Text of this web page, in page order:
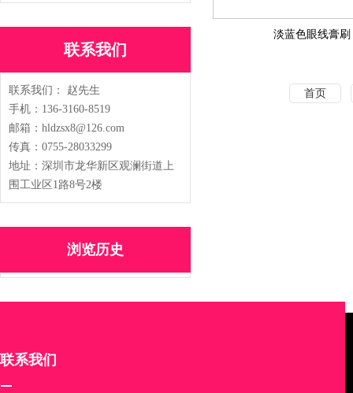
联系我们
联系我们： 赵先生
手机：136-3160-8519
邮箱：hldzsx8@126.com
传真：0755-28033299
地址： 深圳市龙华新区观澜街道上
围工业区1路8号2楼
浏览历史
淡蓝色眼线膏刷
首页
联系我们